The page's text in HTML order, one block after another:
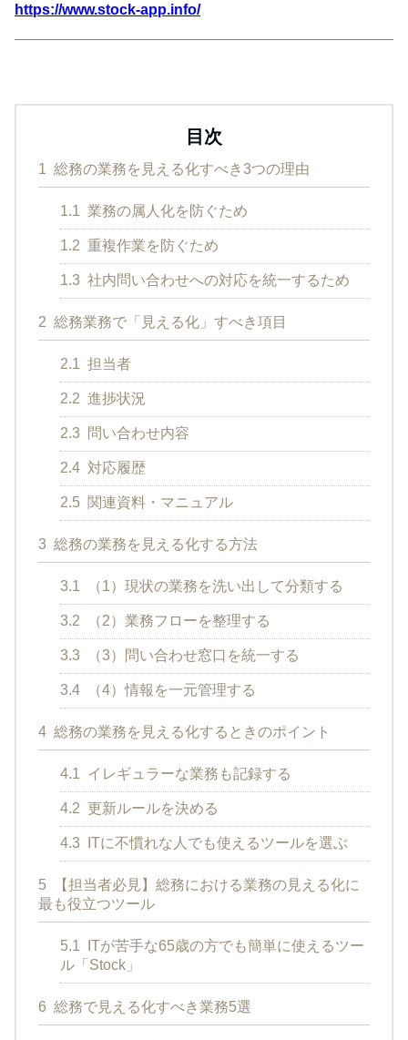
https://www.stock-app.info/
目次
1 総務の業務を見える化すべき3つの理由
1.1 業務の属人化を防ぐため
1.2 重複作業を防ぐため
1.3 社内問い合わせへの対応を統一するため
2 総務業務で「見える化」すべき項目
2.1 担当者
2.2 進捗状況
2.3 問い合わせ内容
2.4 対応履歴
2.5 関連資料・マニュアル
3 総務の業務を見える化する方法
3.1 （1）現状の業務を洗い出して分類する
3.2 （2）業務フローを整理する
3.3 （3）問い合わせ窓口を統一する
3.4 （4）情報を一元管理する
4 総務の業務を見える化するときのポイント
4.1 イレギュラーな業務も記録する
4.2 更新ルールを決める
4.3 ITに不慣れな人でも使えるツールを選ぶ
5
【担当者必見】総務における業務の見える化に
最も役立つツール
5.1
ITが苦手な65歳の方でも簡単に使えるツー
ル「Stock」
6 総務で見える化すべき業務5選